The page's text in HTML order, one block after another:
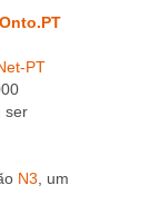
Onto.PT
PT
ser
N3 , um